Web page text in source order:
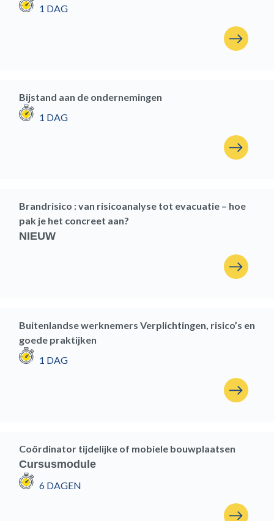
1 DAG
Bijstand aan de ondernemingen
1 DAG
Brandrisico : van risicoanalyse tot evacuatie – hoe
pak je het concreet aan?
NIEUW
Buitenlandse werknemers Verplichtingen, risico’s en
goede praktijken
1 DAG
Coördinator tijdelijke of mobiele bouwplaatsen
Cursusmodule
6 DAGEN